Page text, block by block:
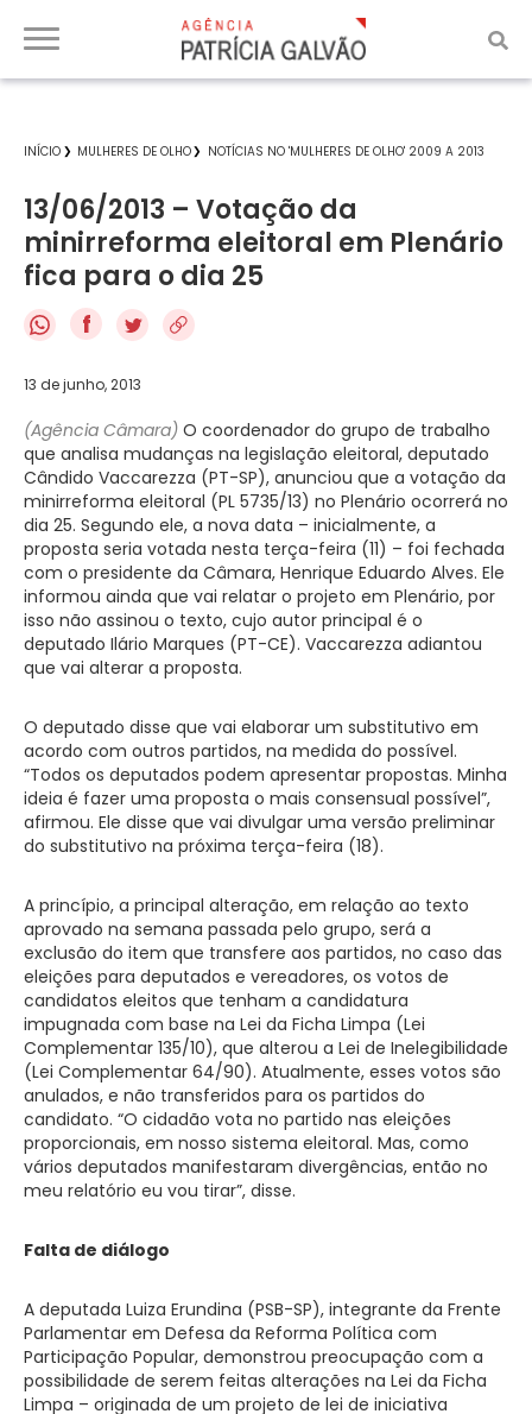
INÍCIO MULHERES DE OLHO NOTÍCIAS NO 'MULHERES DE OLHO' 2009 A 2013
13/06/2013 – Votação da
minirreforma eleitoral em Plenário
fica para o dia 25
f
13 de junho, 2013
(Agência Câmara) O coordenador do grupo de trabalho
que analisa mudanças na legislação eleitoral, deputado
Cândido Vaccarezza (PT-SP), anunciou que a votação da
minirreforma eleitoral (PL 5735/13) no Plenário ocorrerá no
dia 25. Segundo ele, a nova data – inicialmente, a
proposta seria votada nesta terça-feira (11) – foi fechada
com o presidente da Câmara, Henrique Eduardo Alves. Ele
informou ainda que vai relatar o projeto em Plenário, por
isso não assinou o texto, cujo autor principal é o
deputado Ilário Marques (PT-CE). Vaccarezza adiantou
que vai alterar a proposta.
O deputado disse que vai elaborar um substitutivo em
acordo com outros partidos, na medida do possível.
“Todos os deputados podem apresentar propostas. Minha
ideia é fazer uma proposta o mais consensual possível”,
afirmou. Ele disse que vai divulgar uma versão preliminar
do substitutivo na próxima terça-feira (18).
A princípio, a principal alteração, em relação ao texto
aprovado na semana passada pelo grupo, será a
exclusão do item que transfere aos partidos, no caso das
eleições para deputados e vereadores, os votos de
candidatos eleitos que tenham a candidatura
impugnada com base na Lei da Ficha Limpa (Lei
Complementar 135/10), que alterou a Lei de Inelegibilidade
(Lei Complementar 64/90). Atualmente, esses votos são
anulados, e não transferidos para os partidos do
candidato. “O cidadão vota no partido nas eleições
proporcionais, em nosso sistema eleitoral. Mas, como
vários deputados manifestaram divergências, então no
meu relatório eu vou tirar”, disse.
Falta de diálogo
A deputada Luiza Erundina (PSB-SP), integrante da Frente
Parlamentar em Defesa da Reforma Política com
Participação Popular, demonstrou preocupação com a
possibilidade de serem feitas alterações na Lei da Ficha
Limpa – originada de um projeto de lei de iniciativa